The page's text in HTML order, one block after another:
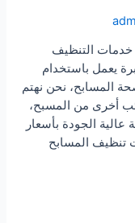
خدمات التنظيف
يعمل باستخدام
المسابح، نحن نهتم
أخرى من المسبح،
الجودة بأسعار
تنظيف المسابح